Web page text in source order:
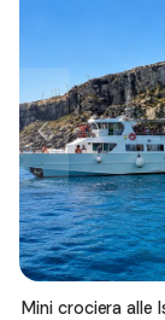
Mini crociera alle